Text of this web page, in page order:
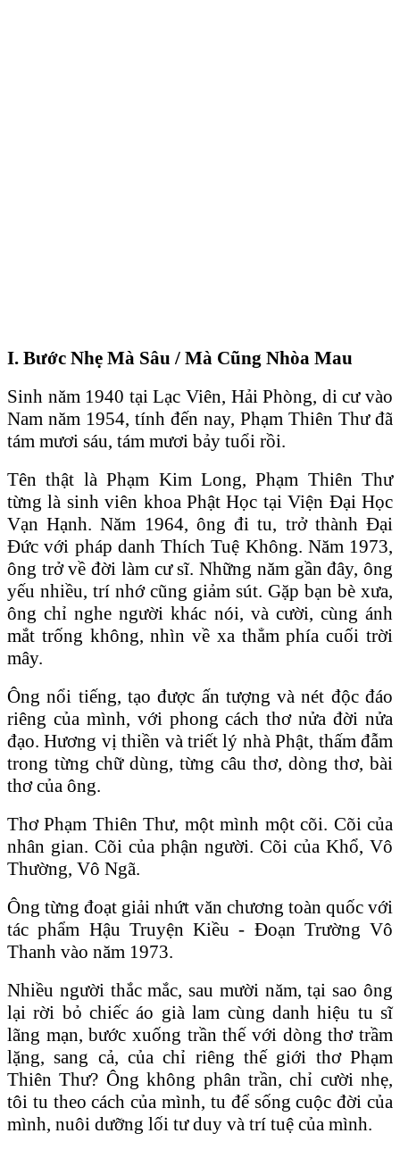
I. Bước Nhẹ Mà Sâu / Mà Cũng Nhòa Mau
Sinh năm 1940 tại Lạc Viên, Hải Phòng, di cư vào
Nam năm 1954, tính đến nay, Phạm Thiên Thư đã
tám mươi sáu, tám mươi bảy tuổi rồi.
Tên thật là Phạm Kim Long, Phạm Thiên Thư
từng là sinh viên khoa Phật Học tại Viện Đại Học
Vạn Hạnh. Năm 1964, ông đi tu, trở thành Đại
Đức với pháp danh Thích Tuệ Không. Năm 1973,
ông trở về đời làm cư sĩ. Những năm gần đây, ông
yếu nhiều, trí nhớ cũng giảm sút. Gặp bạn bè xưa,
ông chỉ nghe người khác nói, và cười, cùng ánh
mắt trống không, nhìn về xa thẳm phía cuối trời
mây.
Ông nổi tiếng, tạo được ấn tượng và nét độc đáo
riêng của mình, với phong cách thơ nửa đời nửa
đạo. Hương vị thiền và triết lý nhà Phật, thấm đẫm
trong từng chữ dùng, từng câu thơ, dòng thơ, bài
thơ của ông.
Thơ Phạm Thiên Thư, một mình một cõi. Cõi của
nhân gian. Cõi của phận người. Cõi của Khổ, Vô
Thường, Vô Ngã.
Ông từng đoạt giải nhứt văn chương toàn quốc với
tác phẩm Hậu Truyện Kiều - Đoạn Trường Vô
Thanh vào năm 1973.
Nhiều người thắc mắc, sau mười năm, tại sao ông
lại rời bỏ chiếc áo già lam cùng danh hiệu tu sĩ
lãng mạn, bước xuống trần thế với dòng thơ trầm
lặng, sang cả, của chỉ riêng thế giới thơ Phạm
Thiên Thư? Ông không phân trần, chỉ cười nhẹ,
tôi tu theo cách của mình, tu để sống cuộc đời của
mình, nuôi dưỡng lối tư duy và trí tuệ của mình.